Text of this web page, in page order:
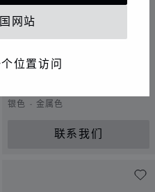
网站
位置访问
3
转到幻灯片 1
银色 - 金属色
联系我们